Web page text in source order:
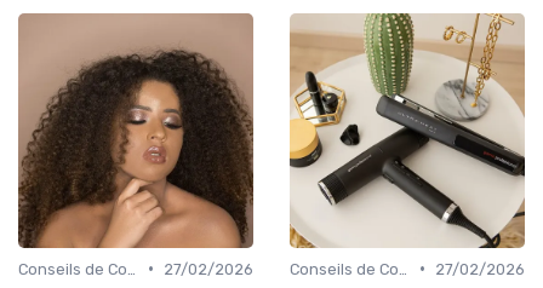
•
27/02/2026
•
27/02/2026